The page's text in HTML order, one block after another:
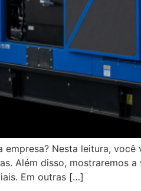
Nesta leitura,
Além disso, mostraremos
Em outras […]